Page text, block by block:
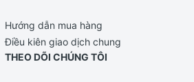
Hướng dẫn mua hàng
Điều kiên giao dịch chung
THEO DÕI CHÚNG TÔI